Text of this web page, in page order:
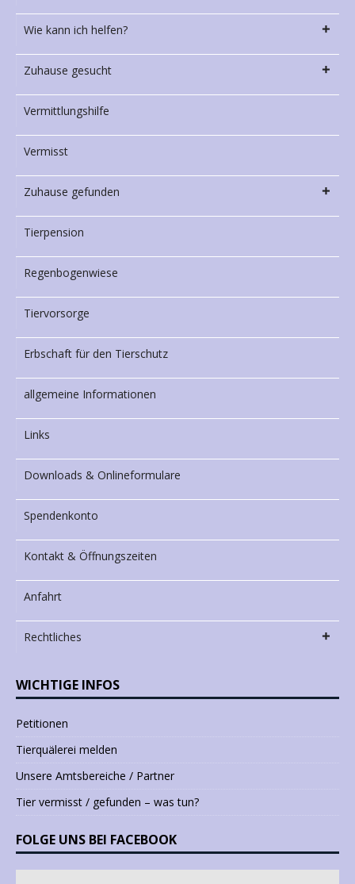
Wie kann ich helfen?
Zuhause gesucht
Vermittlungshilfe
Vermisst
Zuhause gefunden
Tierpension
Regenbogenwiese
Tiervorsorge
Erbschaft für den Tierschutz
allgemeine Informationen
Links
Downloads & Onlineformulare
Spendenkonto
Kontakt & Öffnungszeiten
Anfahrt
Rechtliches
WICHTIGE INFOS
Petitionen
Tierquälerei melden
Unsere Amtsbereiche / Partner
Tier vermisst / gefunden – was tun?
FOLGE UNS BEI FACEBOOK